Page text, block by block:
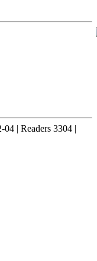
04 | Readers 3304 |